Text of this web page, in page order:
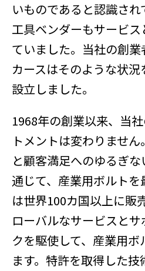
いものであると認識さ
工具ベンダーもサービ
ていました。当社の創
カースはそのような状
設立しました。
1968年の創業以来、当
トメントは変わりませ
と顧客満足へのゆるぎ
通じて、産業用ボルト
は世界100カ国以上に販
ローバルなサービスと
クを駆使して、産業用
ます。特許を取得した